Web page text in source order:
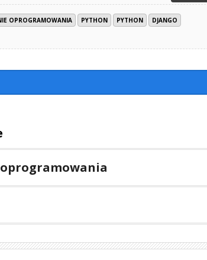
OPROGRAMOWANIA PYTHON PYTHON
DJANGO